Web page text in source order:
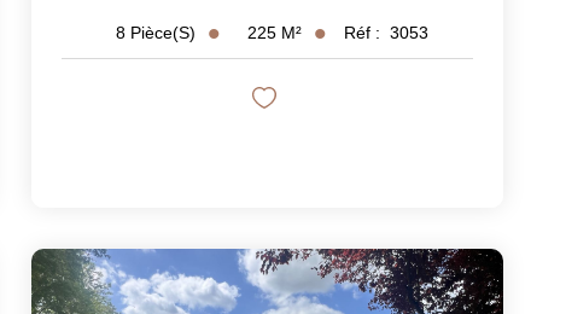
8 Pièce(s) 225 M² Réf : 3053